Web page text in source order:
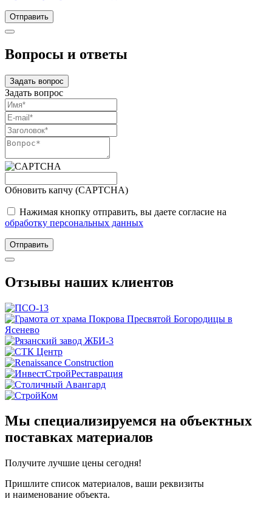
Отправить
Вопросы и ответы
Задать вопрос
Задать вопрос
Обновить капчу (CAPTCHA)
Нажимая кнопку отправить, вы даете согласие на
обработку персональных данных
Отправить
Отзывы наших клиентов
Мы специализируемся на объектных
поставках материалов
Получите лучшие цены сегодня!
Пришлите список материалов, ваши реквизиты
и наименование объекта.